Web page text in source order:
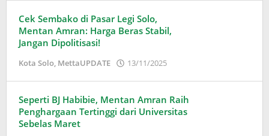
Cek Sembako di Pasar Legi Solo,
Mentan Amran: Harga Beras Stabil,
Jangan Dipolitisasi!
Kota Solo, MettaUPDATE 13/11/2025
Seperti BJ Habibie, Mentan Amran Raih
Penghargaan Tertinggi dari Universitas
Sebelas Maret